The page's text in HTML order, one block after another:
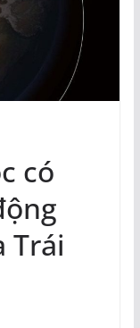
có
Trái